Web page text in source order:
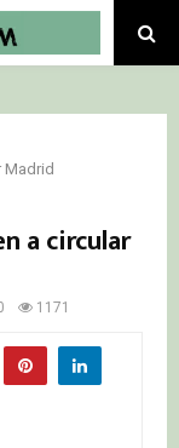
Madrid
a circular
1171